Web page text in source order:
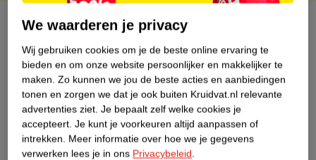
Over dit product
Productinformatie
Nature Impact Score
Dit product heeft (nog) geen Nature
Impact Score.
Meer informatie
We waarderen je privacy
Wij gebruiken cookies om je de beste online ervaring te
bieden en om onze website persoonlijker en makkelijker te
maken. Zo kunnen we jou de beste acties en aanbiedingen
tonen en zorgen we dat je ook buiten Kruidvat.nl relevante
advertenties ziet. Je bepaalt zelf welke cookies je
accepteert. Je kunt je voorkeuren altijd aanpassen of
intrekken. Meer informatie over hoe we je gegevens
verwerken lees je in ons Privacybeleid.